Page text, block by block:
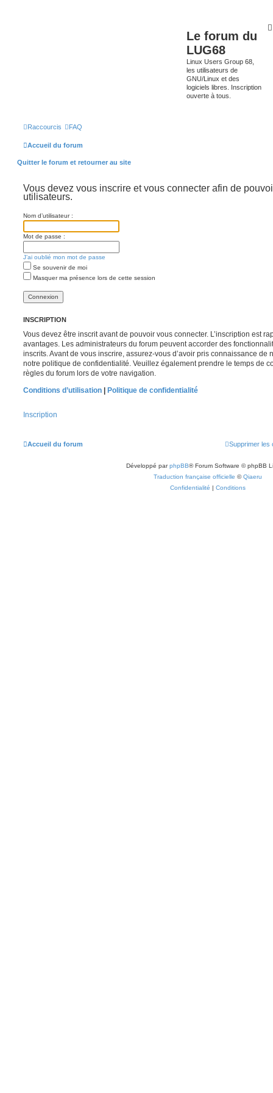
Le forum du
LUG68
Linux Users Group 68,
les utilisateurs de
GNU/Linux et des
logiciels libres. Inscription
ouverte à tous.
Raccourcis FAQ
Accueil du forum
Quitter le forum et retourner au site
Vous devez vous inscrire et vous connecter afin de
utilisateurs.
Nom d’utilisateur :
Mot de passe :
J’ai oublié mon mot de passe
Se souvenir de moi
Masquer ma présence lors de cette session
INSCRIPTION
Vous devez être inscrit avant de pouvoir vous connecter. L’inscription est
avantages. Les administrateurs du forum peuvent accorder des
inscrits. Avant de vous inscrire, assurez-vous d’avoir pris connaissance de
notre politique de confidentialité. Veuillez également prendre le temps de
règles du forum lors de votre navigation.
Conditions d’utilisation | Politique de confidentialité
Inscription
Accueil du forum Supprimer les
Développé parphpBB® Forum Software © phpBB
Traduction française officielle ©Qiaeru
Confidentialité | Conditions